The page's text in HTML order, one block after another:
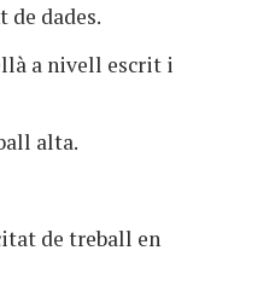
dades.
a nivell escrit i
alta.
de treball en